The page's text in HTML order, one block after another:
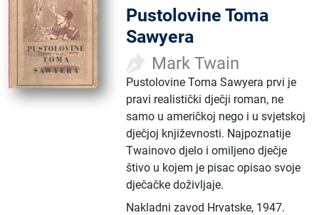
Pustolovine Toma
Sawyera
Mark Twain
Pustolovine Toma Sawyera prvi je
pravi realistički dječji roman, ne
samo u američkoj nego i u svjetskoj
dječjoj književnosti. Najpoznatije
Twainovo djelo i omiljeno dječje
štivo u kojem je pisac opisao svoje
dječačke doživljaje.
Nakladni zavod Hrvatske, 1947.